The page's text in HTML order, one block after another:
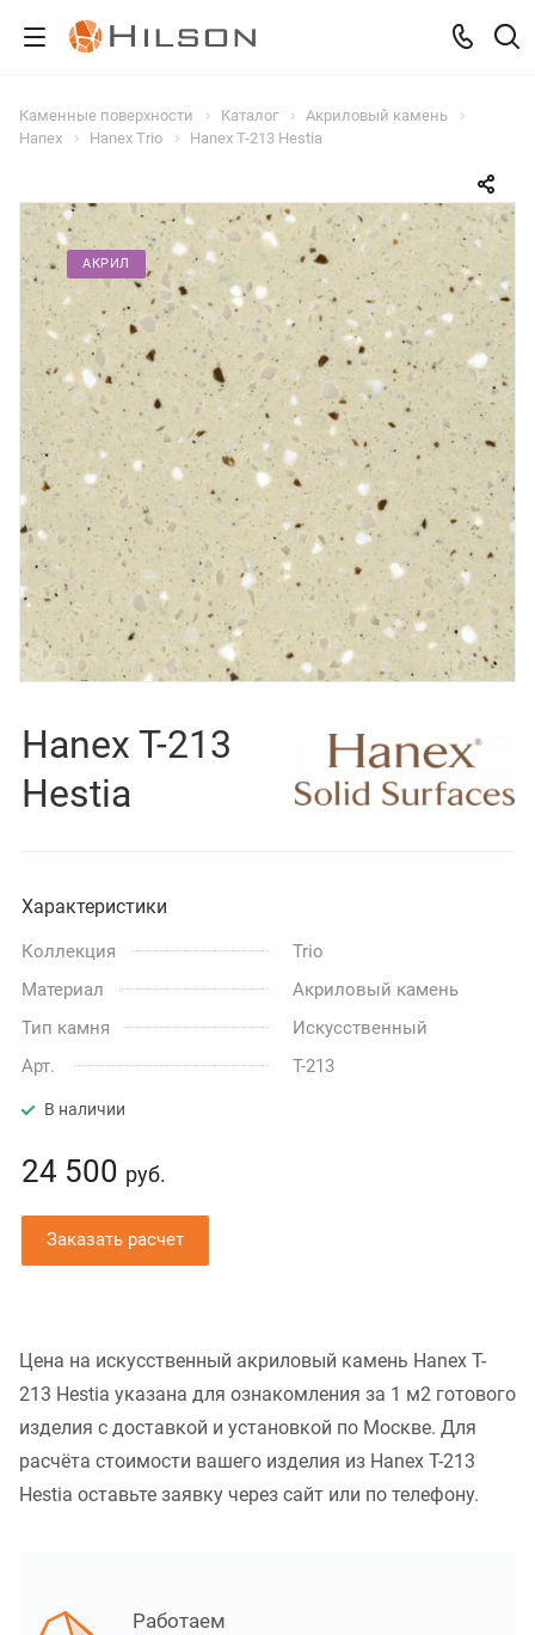
Каменные поверхности Каталог
Акриловый камень
Hanex
Hanex Trio Hanex T-213 Hestia
АКРИЛ
Hanex T-213
Hestia
Характеристики
Коллекция
Trio
Материал
Акриловый камень
Тип камня
Искусственный
Арт.
T-213
В наличии
24 500 руб.
Заказать расчет
Цена на искусственный акриловый камень Hanex T-
213 Hestia указана для ознакомления за 1 м2 готового
изделия с доставкой и установкой по Москве. Для
расчёта стоимости вашего изделия из Hanex T-213
Hestia оставьте заявку через сайт или по телефону.
Работаем